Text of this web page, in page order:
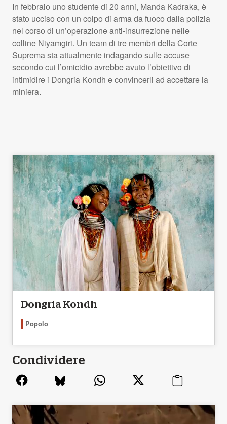
In febbraio uno studente di 20 anni, Manda Kadraka, è
stato ucciso con un colpo di arma da fuoco dalla polizia
nel corso di un’operazione anti-insurrezione nelle
colline Niyamgiri. Un team di tre membri della Corte
Suprema sta attualmente indagando sulle accuse
secondo cui l’omicidio avrebbe avuto l’obiettivo di
intimidire i Dongria Kondh e convincerli ad accettare la
miniera.
Dongria Kondh
Popolo
Condividere